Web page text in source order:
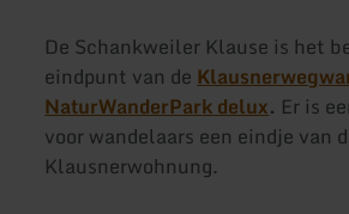
De Schankweiler Klause is het
eindpunt van de
NaturWanderPark delux. Er is
voor wandelaars een eindje van
Klausnerwohnung.